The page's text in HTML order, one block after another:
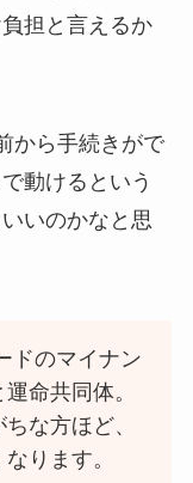
担と言えるか
から手続きがで
動けるという
いのかなと思
ドのマイナン
命共同体。
な方ほど、
ります。